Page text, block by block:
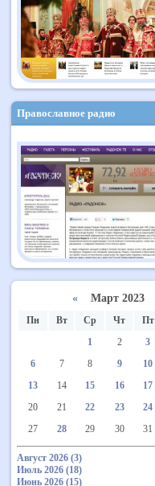
Православное радио
«Март 2023
Пн Вт Ср Чт Пт
1
2 3
6
7 8 9 10
13
14 15 16 17
20
21 22 23 24
27
28 29 30 31
Август 2026 (3)
Июль 2026 (18)
Июнь 2026 (15)